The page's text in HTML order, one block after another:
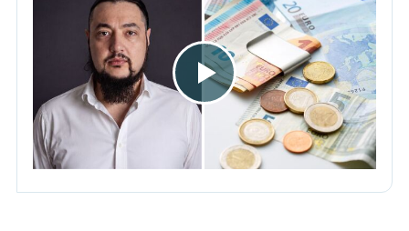
„Според анализ на Електроенергийния
системен оператор в целия регион ще има